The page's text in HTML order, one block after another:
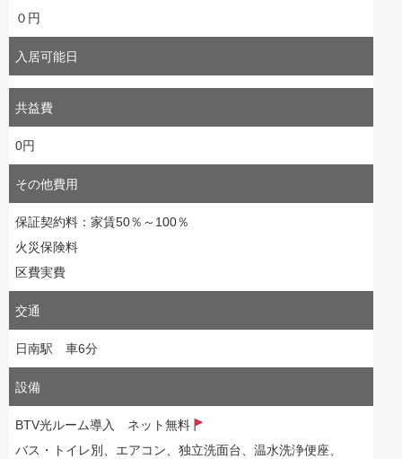
０円
入居可能日
共益費
0円
その他費用
保証契約料：家賃50％～100％
火災保険料
区費実費
交通
日南駅 車6分
設備
BTV光ルーム導入 ネット無料
バス・トイレ別、エアコン、独立洗面台、温水洗浄便座、